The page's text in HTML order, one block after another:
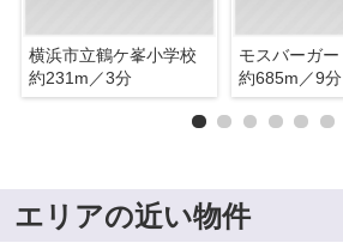
横浜市立鶴ケ峯小学校
約231m／3分
約685m／9分
エリアの近い物件